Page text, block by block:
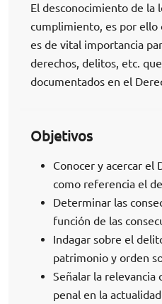
El desconocimiento de la
cumplimiento, es por
es de vital importancia
derechos, delitos, etc.
documentados en el
Objetivos
Conocer y acercar el
como referencia el
Determinar las
función de las
Indagar sobre el
patrimonio y orden
Señalar la relevancia
penal en la